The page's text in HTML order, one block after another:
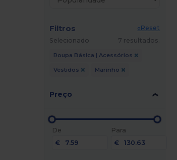
Filtros
«Reset
Selecionado
7 resultados.
Roupa Básica | Acessórios
Vestidos Marinho
Preço
De
€
Para
€